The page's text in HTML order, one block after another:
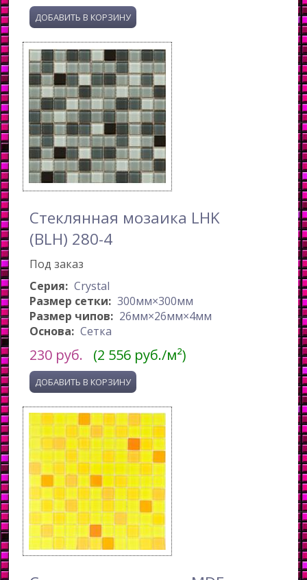
Стеклянная мозаика LHK
(BLH) 280-4
Под заказ
Серия: Crystal
Размер сетки: 300мм×300мм
Размер чипов: 26мм×26мм×4мм
Основа: Сетка
230 руб. (2 556 руб./м²)